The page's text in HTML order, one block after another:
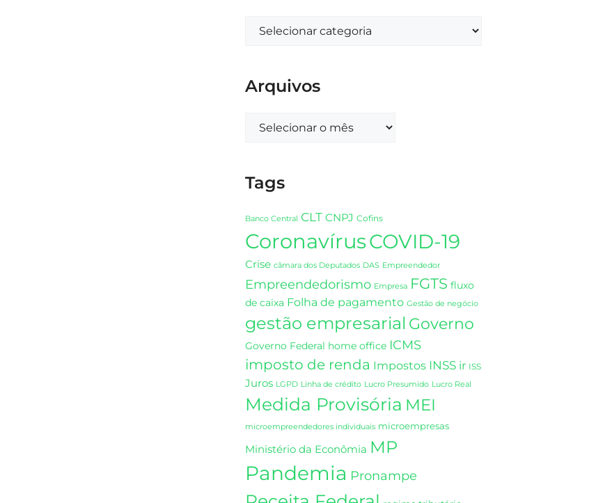
Arquivos
Tags
Banco Central CLT CNPJ Cofins
CoronavírusCOVID-19
Crise câmara dos Deputados DAS Empreendedor
Empreendedorismo Empresa FGTS fluxo
de caixa Folha de pagamento Gestão de negócio
gestão empresarial Governo
Governo Federal home office ICMS
imposto de renda Impostos INSS ir ISS
Juros LGPD Linha de crédito Lucro Presumido Lucro Real
Medida Provisória MEI
microempreendedores individuais microempresas
Ministério da Econômia MP
Pandemia Pronampe